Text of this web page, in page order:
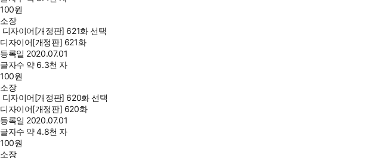
100원
소장
디자이어[개정판] 621화 선택
디자이어[개정판] 621화
등록일 2020.07.01
글자수 약 6.3천 자
100원
소장
디자이어[개정판] 620화 선택
디자이어[개정판] 620화
등록일 2020.07.01
글자수 약 4.8천 자
100원
소장